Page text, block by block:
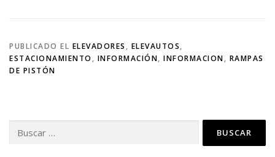
PUBLICADO EL ELEVADORES , ELEVAUTOS,
ESTACIONAMIENTO , INFORMACIÓN, INFORMACION, RAMPAS
DE PISTÓN